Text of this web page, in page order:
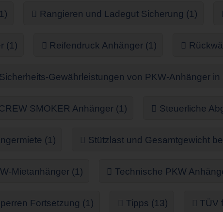
Rangieren und Ladegut Sicherung (1)
(1) Reifendruck Anhänger (1)
Sicherheits-Gewährleistungen von PKW-Anhänger
SMOKER Anhänger (1) Steuerliche
(1) Stützlast und Gesamtgewicht
Mietanhänger (1) Technische PKW
Fortsetzung (1) Tipps (13) TÜV